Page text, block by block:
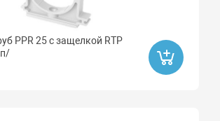
PPR 25 с защелкой RTP